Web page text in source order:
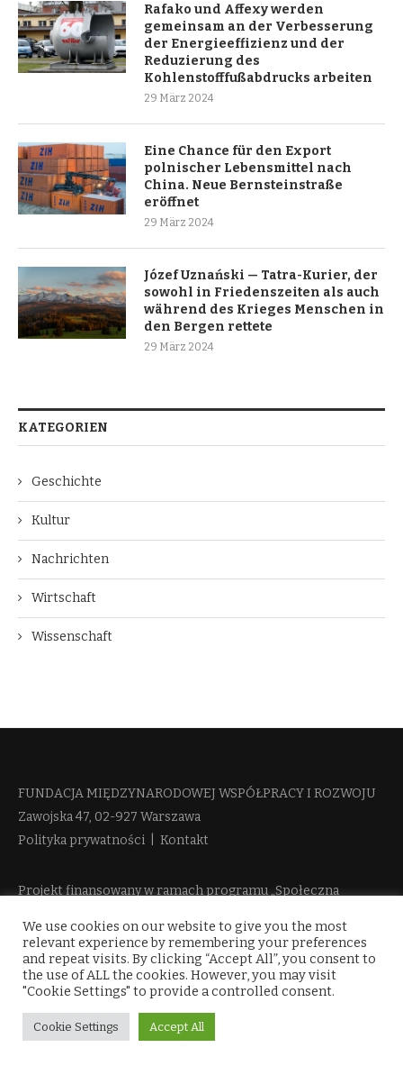
Rafako und Affexy werden
gemeinsam an der Verbesserung
der Energieeffizienz und der
Reduzierung des
Kohlenstofffußabdrucks arbeiten
29 März 2024
Eine Chance für den Export
polnischer Lebensmittel nach
China. Neue Bernsteinstraße
eröffnet
29 März 2024
Józef Uznański — Tatra-Kurier, der
sowohl in Friedenszeiten als auch
während des Krieges Menschen in
den Bergen rettete
29 März 2024
KATEGORIEN
Geschichte
Kultur
Nachrichten
Wirtschaft
Wissenschaft
FUNDACJA MIĘDZYNARODOWEJ WSPÓŁPRACY I ROZWOJU​
Zawojska 47, 02-927 Warszawa
Polityka prywatności
Kontakt
Projekt finansowany w ramach programu „Społeczna
więcej informacji
We use cookies on our website to give you the most
relevant experience by remembering your preferences
and repeat visits. By clicking “Accept All”, you consent to
the use of ALL the cookies. However, you may visit
"Cookie Settings" to provide a controlled consent.
Cookie Settings Accept All